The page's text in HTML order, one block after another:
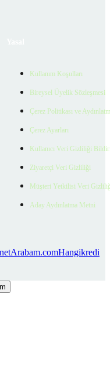
Kullanım Koşulları
Bireysel Üyelik Sözleşmesi
Çerez Politikası ve
Çerez Ayarları
Kullanıcı Veri Gizliliği
Ziyaretçi Veri Gizliliği
Müşteri Yetkilisi Veri
Aday Aydınlatma Metni
Arabam.comHangikredi